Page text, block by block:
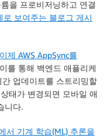
을 프로비저닝하고 연결
보여주는 블로그 게시
제 AWS AppSync를
를 통해 백엔드 애플리케
업데이트를 스트리밍할
태가 변경되면 모바일 애
니다.
서 기계 학습(ML) 추론을